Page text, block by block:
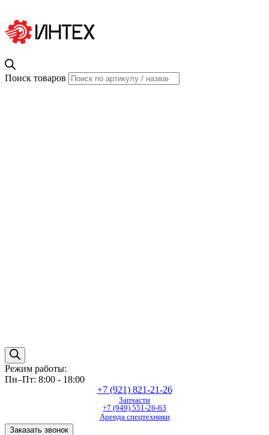
Поиск товаров
Режим работы:
Пн–Пт: 8:00 - 18:00
+7 (921) 821-21-26
Запчасти
+7 (949) 551-26-63
Аренда спецтехники
Заказать звонок